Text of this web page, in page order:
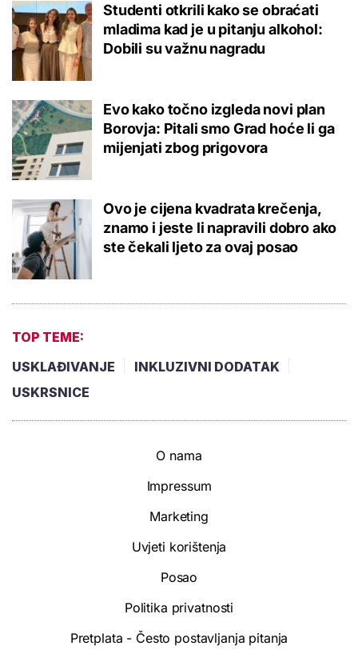
Studenti otkrili kako se obraćati
mladima kad je u pitanju alkohol:
Dobili su važnu nagradu
Evo kako točno izgleda novi plan
Borovja: Pitali smo Grad hoće li ga
mijenjati zbog prigovora
Ovo je cijena kvadrata krečenja,
znamo i jeste li napravili dobro ako
ste čekali ljeto za ovaj posao
TOP TEME:
USKLAĐIVANJE
INKLUZIVNI DODATAK
USKRSNICE
O nama
Impressum
Marketing
Uvjeti korištenja
Posao
Politika privatnosti
Pretplata - Često postavljanja pitanja